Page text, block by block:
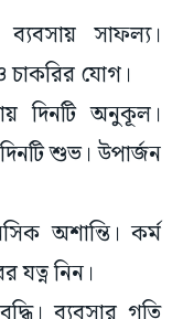
সাফল্য।
চাকরির যোগ।
দিনটি অনুকূল।
শুভ। উপার্জন
অশান্তি। কর্ম
যত্ন নিন।